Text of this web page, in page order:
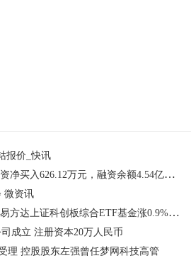
报价_快讯
港股通创新药ETF：融资净买入626.12万元，融资余额4.54亿元（11-26）
微资讯
【ETF动向】11月26日易方达上证科创板综合ETF基金涨0.9%，份额增加1200万份
成立 注册资本20万人民币
理 控股股东左强曾任梦网科技高管